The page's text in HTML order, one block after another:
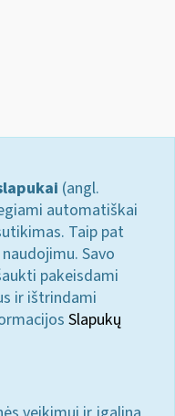
(angl.
automatiškai
Taip pat
Savo
pakeisdami
ir ištrindami
Slapukų